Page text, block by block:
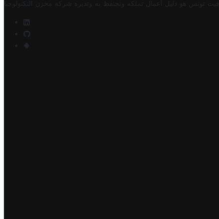
تونس هو دليل أعمال تملكه وتحتفظ به وتديره شركة مخزن التكنولوجيا